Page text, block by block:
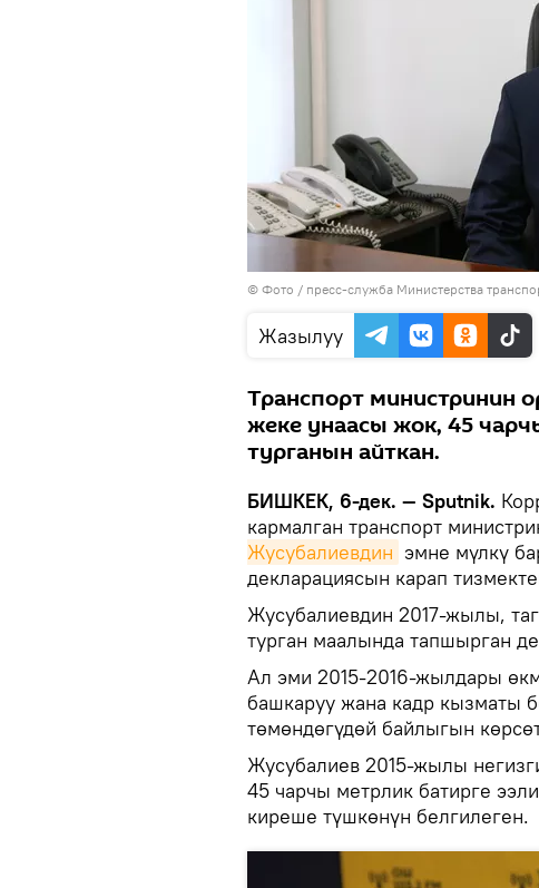
© Фото / пресс-служба Министерства
Жазылуу
Транспорт министринин
жеке унаасы жок, 45
турганын айткан.
БИШКЕК, 6-дек. — Sputnik.
кармалган транспорт
Жусубалиевдин эмне мүлкү
декларациясын карап
Жусубалиевдин 2017-жылы,
турган маалында тапшырган
Ал эми 2015-2016-жылдары
башкаруу жана кадр кызматы
төмөндөгүдөй байлыгын
Жусубалиев 2015-жылы
45 чарчы метрлик батирге
киреше түшкөнүн белгилеген.